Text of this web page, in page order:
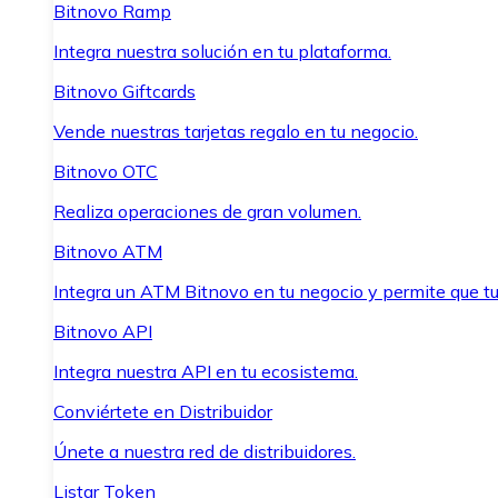
Bitnovo Ramp
Integra nuestra solución en tu plataforma.
Bitnovo Giftcards
Vende nuestras tarjetas regalo en tu negocio.
Bitnovo OTC
Realiza operaciones de gran volumen.
Bitnovo ATM
Integra un ATM Bitnovo en tu negocio y permite que
Bitnovo API
Integra nuestra API en tu ecosistema.
Conviértete en Distribuidor
Únete a nuestra red de distribuidores.
Listar Token